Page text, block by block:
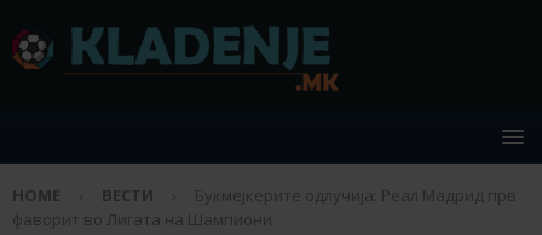
HOME ВЕСТИ
Букмејкерите одлучија: Реал Мадрид прв
фаворит во Лигата на Шампиони